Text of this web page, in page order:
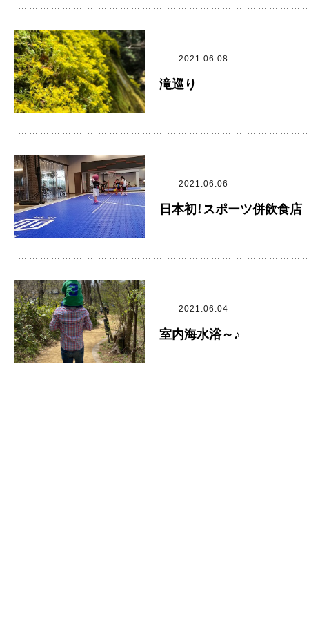
2021.06.08
滝巡り
2021.06.06
日本初！スポーツ併飲食
2021.06.04
室内海水浴～♪